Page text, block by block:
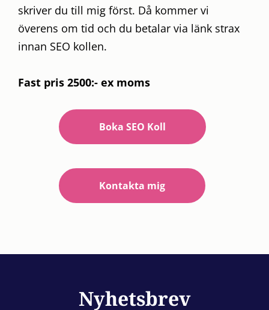
skriver du till mig först. Då kommer vi
överens om tid och du betalar via länk strax
innan SEO kollen.
Fast pris 2500:- ex moms
Boka SEO Koll
Kontakta mig
Nyhetsbrev